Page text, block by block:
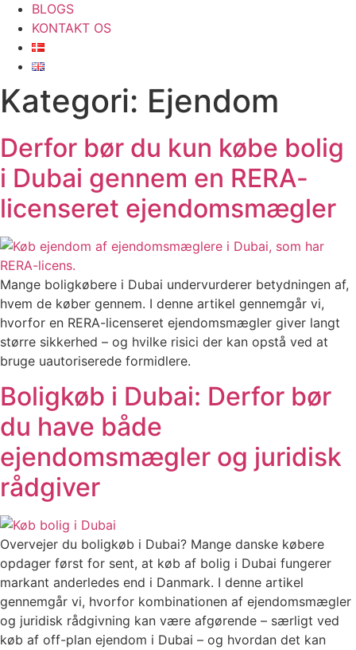
BLOGS
KONTAKT OS
Kategori: Ejendom
Derfor bør du kun købe bolig
i Dubai gennem en RERA-
licenseret ejendomsmægler
Mange boligkøbere i Dubai undervurderer betydningen af,
hvem de køber gennem. I denne artikel gennemgår vi,
hvorfor en RERA-licenseret ejendomsmægler giver langt
større sikkerhed – og hvilke risici der kan opstå ved at
bruge uautoriserede formidlere.
Boligkøb i Dubai: Derfor bør
du have både
ejendomsmægler og juridisk
rådgiver
Overvejer du boligkøb i Dubai? Mange danske købere
opdager først for sent, at køb af bolig i Dubai fungerer
markant anderledes end i Danmark. I denne artikel
gennemgår vi, hvorfor kombinationen af ejendomsmægler
og juridisk rådgivning kan være afgørende – særligt ved
køb af off-plan ejendom i Dubai – og hvordan det kan